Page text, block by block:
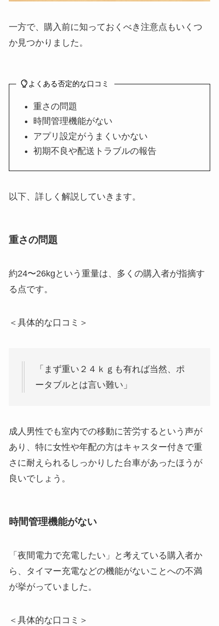
一方で、購入前に知っておくべき注意点もいくつ
か見つかりました。
よくある否定的な口コミ
重さの問題
時間管理機能がない
アプリ設定がうまくいかない
初期不良や配送トラブルの報告
以下、詳しく解説していきます。
重さの問題
約24〜26kgという重量は、多くの購入者が指摘す
る点です。
＜具体的な口コミ＞
「まず重い２４ｋｇも有れば当然、ポ
ータブルとは言い難い」
成人男性でも室内での移動に苦労するという声が
あり、特に女性や年配の方はキャスター付きで重
さに耐えられるしっかりした台車があったほうが
良いでしょう。
時間管理機能がない
「夜間電力で充電したい」と考えている購入者か
ら、タイマー充電などの機能がないことへの不満
が挙がっていました。
＜具体的な口コミ＞